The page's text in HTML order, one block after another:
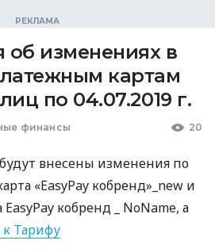
изменениях в
картам
по 04.07.2019 г.
финансы 20
внесены изменения по
«EasyPay кобренд»_new и
кобренд _ NoName, а
Тарифу